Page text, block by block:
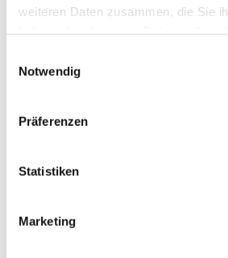
weiteren Daten zusammen, die Sie
Notwendig
Präferenzen
Statistiken
Marketing
St. Joseph, Roonstr.
Herne